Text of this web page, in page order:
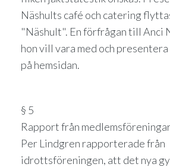
Näshults café och catering
"Näshult". En förfrågan till Anci
hon vill vara med och
på hemsidan.
§ 5
Rapport från
Per Lindgren rapporterade från
idrottsföreningen, att det nya